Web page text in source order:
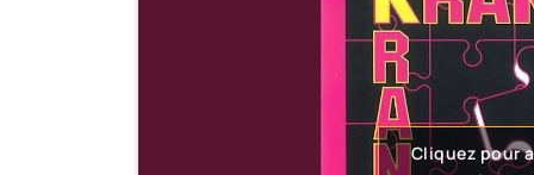
Cliquez pour